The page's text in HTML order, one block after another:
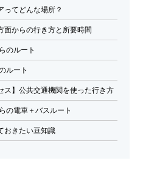
ブログ
Blog
採用情報
Recruit
ってどんな場所？
面からの行き方と所要時間
のルート
ルート
ス】公共交通機関を使った行き方
の電車＋バスルート
おきたい豆知識